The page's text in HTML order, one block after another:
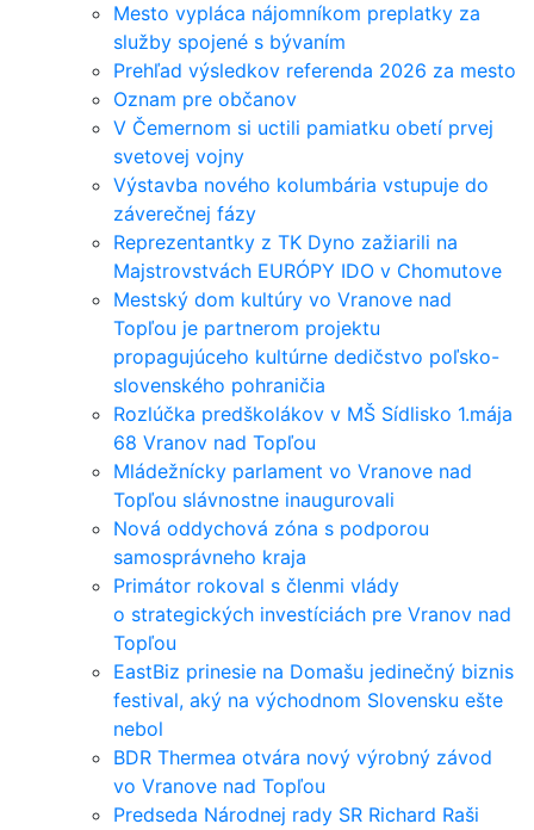
Mesto vypláca nájomníkom preplatky za
služby spojené s bývaním
Prehľad výsledkov referenda 2026 za mesto
Oznam pre občanov
V Čemernom si uctili pamiatku obetí prvej
svetovej vojny
Výstavba nového kolumbária vstupuje do
záverečnej fázy
Reprezentantky z TK Dyno zažiarili na
Majstrovstvách EURÓPY IDO v Chomutove
Mestský dom kultúry vo Vranove nad
Topľou je partnerom projektu
propagujúceho kultúrne dedičstvo poľsko-
slovenského pohraničia
Rozlúčka predškolákov v MŠ Sídlisko 1.mája
68 Vranov nad Topľou
Mládežnícky parlament vo Vranove nad
Topľou slávnostne inaugurovali
Nová oddychová zóna s podporou
samosprávneho kraja
Primátor rokoval s členmi vlády
o strategických investíciách pre Vranov nad
Topľou
EastBiz prinesie na Domašu jedinečný biznis
festival, aký na východnom Slovensku ešte
nebol
BDR Thermea otvára nový výrobný závod
vo Vranove nad Topľou
Predseda Národnej rady SR Richard Raši